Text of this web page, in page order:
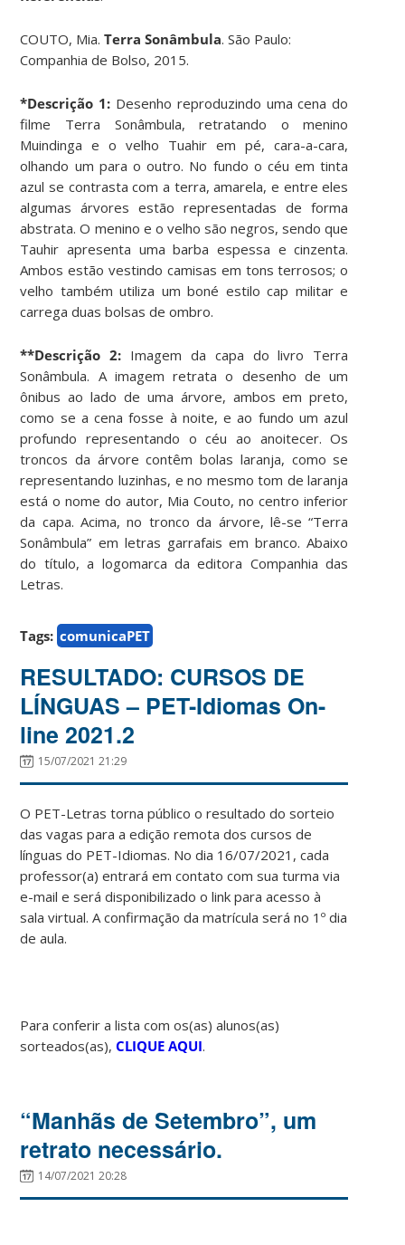
COUTO, Mia.Terra Sonâmbula. São Paulo:
Companhia de Bolso, 2015.
*Descrição 1: Desenho reproduzindo uma cena do
filme Terra Sonâmbula, retratando o menino
Muindinga e o velho Tuahir em pé, cara-a-cara,
olhando um para o outro. No fundo o céu em tinta
azul se contrasta com a terra, amarela, e entre eles
algumas árvores estão representadas de forma
abstrata. O menino e o velho são negros, sendo que
Tauhir apresenta uma barba espessa e cinzenta.
Ambos estão vestindo camisas em tons terrosos; o
velho também utiliza um boné estilo cap militar e
carrega duas bolsas de ombro.
**Descrição 2: Imagem da capa do livro Terra
Sonâmbula. A imagem retrata o desenho de um
ônibus ao lado de uma árvore, ambos em preto,
como se a cena fosse à noite, e ao fundo um azul
profundo representando o céu ao anoitecer. Os
troncos da árvore contêm bolas laranja, como se
representando luzinhas, e no mesmo tom de laranja
está o nome do autor, Mia Couto, no centro inferior
da capa. Acima, no tronco da árvore, lê-se “Terra
Sonâmbula” em letras garrafais em branco. Abaixo
do título, a logomarca da editora Companhia das
Letras.
Tags: comunicaPET
RESULTADO: CURSOS DE
LÍNGUAS – PET-Idiomas On-
line 2021.2
15/07/2021 21:29
O PET-Letras torna público o resultado do sorteio
das vagas para a edição remota dos cursos de
línguas do PET-Idiomas. No dia 16/07/2021, cada
professor(a) entrará em contato com sua turma via
e-mail e será disponibilizado o link para acesso à
sala virtual. A confirmação da matrícula será no 1º dia
de aula.
Para conferir a lista com os(as) alunos(as)
sorteados(as),CLIQUE AQUI.
“Manhãs de Setembro”, um
retrato necessário.
14/07/2021 20:28